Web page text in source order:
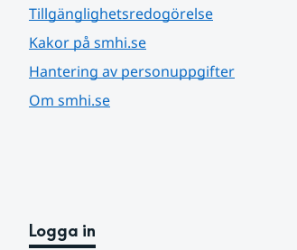
Tillgänglighetsredogörelse
Kakor på smhi.se
Hantering av personuppgifter
Om smhi.se
Logga in